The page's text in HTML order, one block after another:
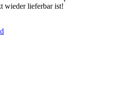
wieder lieferbar ist!